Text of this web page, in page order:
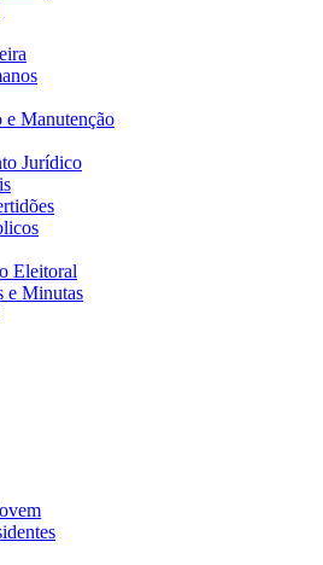
e Manutenção
Jurídico
Eleitoral
e Minutas